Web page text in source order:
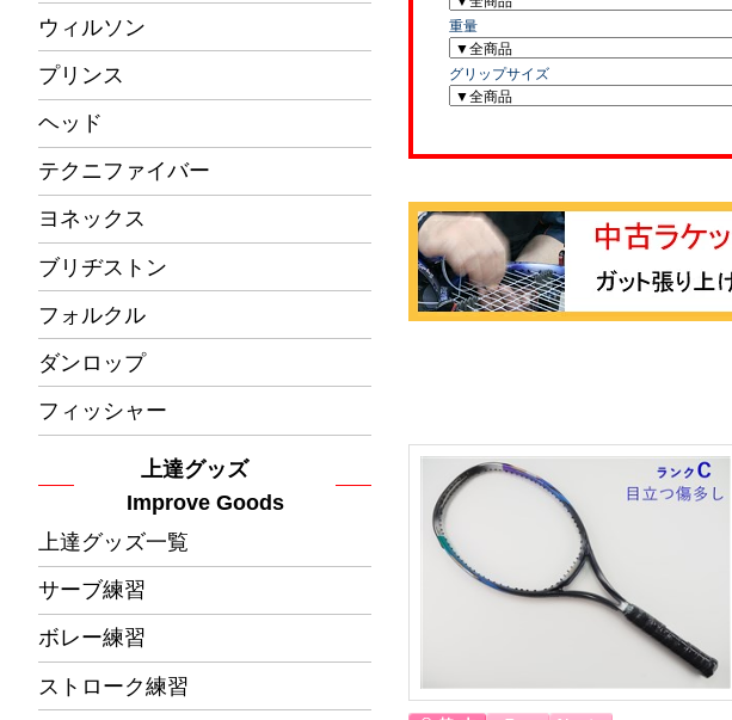
ウィルソン
プリンス
ヘッド
テクニファイバー
ヨネックス
ブリヂストン
フォルクル
ダンロップ
フィッシャー
上達グッズ
Improve Goods
上達グッズ一覧
サーブ練習
ボレー練習
ストローク練習